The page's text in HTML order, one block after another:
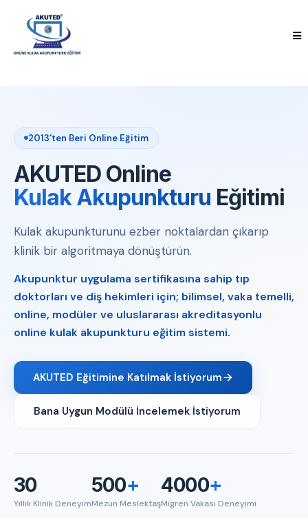
2013'ten Beri Online Eğitim
AKUTED Online
Kulak Akupunkturu Eğitimi
Kulak akupunkturunu ezber noktalardan çıkarıp
klinik bir algoritmaya dönüştürün.
Akupunktur uygulama sertifikasına sahip tıp
doktorları ve diş hekimleri için; bilimsel, vaka temelli,
online, modüler ve uluslararası akreditasyonlu
online kulak akupunkturu eğitim sistemi.
AKUTED Eğitimine Katılmak İstiyorum
Bana Uygun Modülü İncelemek İstiyorum
30
Yıllık Klinik Deneyim
500+
Mezun Meslektaş
4000+
Migren Vakası Deneyimi